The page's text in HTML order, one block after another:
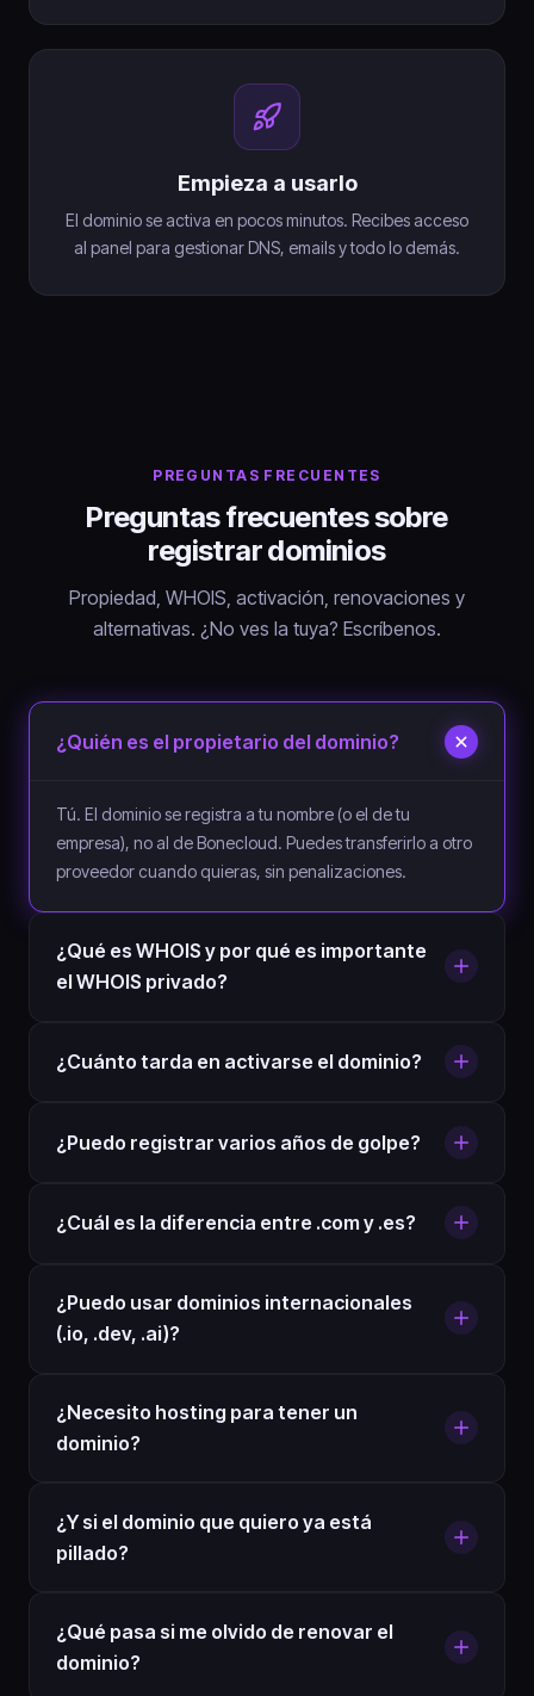
Empieza a usarlo
El dominio se activa en pocos minutos. Recibes acceso
al panel para gestionar DNS, emails y todo lo demás.
PREGUNTAS FRECUENTES
Preguntas frecuentes sobre
registrar dominios
Propiedad, WHOIS, activación, renovaciones y
alternativas. ¿No ves la tuya? Escríbenos.
¿Quién es el propietario del dominio?
Tú. El dominio se registra a tu nombre (o el de tu
empresa), no al de Bonecloud. Puedes transferirlo a otro
proveedor cuando quieras, sin penalizaciones.
¿Qué es WHOIS y por qué es importante
el WHOIS privado?
¿Cuánto tarda en activarse el dominio?
¿Puedo registrar varios años de golpe?
¿Cuál es la diferencia entre .com y .es?
¿Puedo usar dominios internacionales
(.io, .dev, .ai)?
¿Necesito hosting para tener un
dominio?
¿Y si el dominio que quiero ya está
pillado?
¿Qué pasa si me olvido de renovar el
dominio?